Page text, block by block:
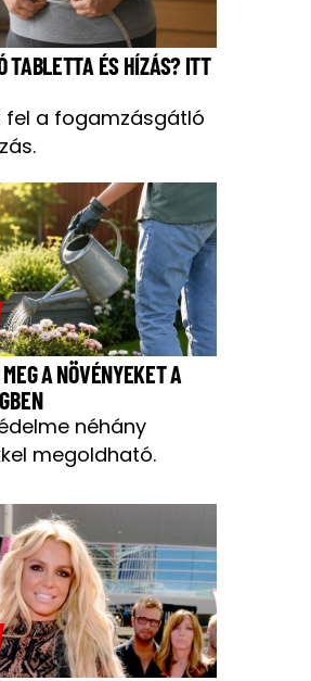
TABLETTA ÉS HÍZÁS? ITT
fel a fogamzásgátló
A NÖVÉNYEKET A
néhány
megoldható.